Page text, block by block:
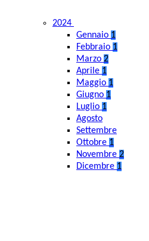
2024
Gennaio 1
Febbraio 1
Marzo 2
Aprile 1
Maggio 1
Giugno 1
Luglio 1
Agosto
Settembre
Ottobre 1
Novembre 2
Dicembre 1